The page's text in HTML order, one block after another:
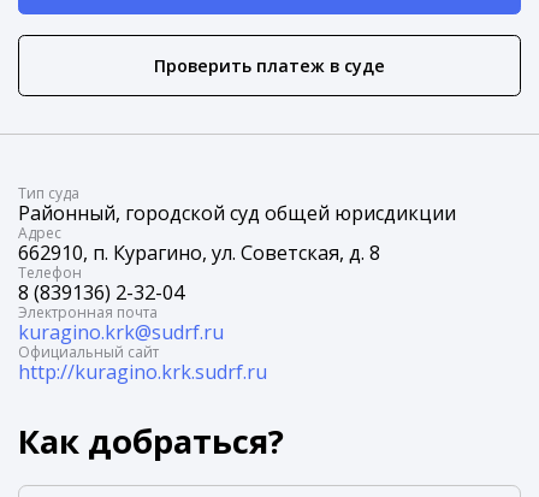
Проверить платеж в суде
Tип суда
Районный, городской суд общей юрисдикции
Адрес
662910, п. Курагино, ул. Советская, д. 8
Телефон
8 (839136) 2-32-04
Электронная почта
kuragino.krk@sudrf.ru
Официальный сайт
http://kuragino.krk.sudrf.ru
Как добраться?